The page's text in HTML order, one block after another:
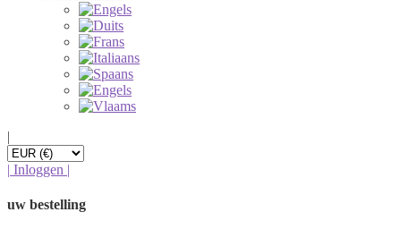
|
| Inloggen |
uw bestelling